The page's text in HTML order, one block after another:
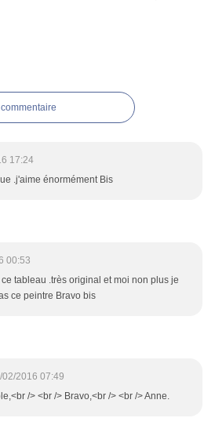
17:24
.j'aime énormément Bis
00:53
tableau .très original et moi non plus je
ce peintre Bravo bis
02/2016 07:49
/> <br /> Bravo,<br /> <br /> Anne.